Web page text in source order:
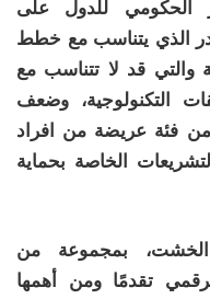
الحكومي للدول على
الذي يتناسب مع خطط
والتي قد لا تتناسب مع
التكنولوجية، وضعف
من فئة عريضة من افراد
الخاصة بحماية
بمجموعة من
تقدمًا ومن أهمها